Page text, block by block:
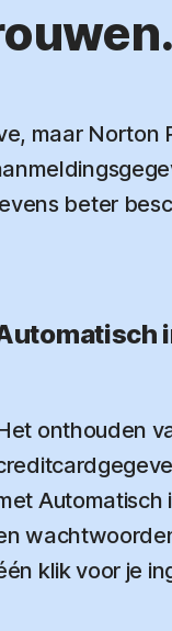
maar Norton
beter
onthouden
Automatisch
klik voor je